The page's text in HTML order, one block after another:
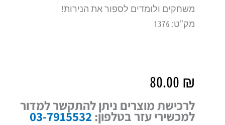
משחקים ולומדים לספור את הנירות!
מק"ט: 1376
80.00 ₪
לרכישת מוצרים ניתן להתקשר למדור
למכשירי עזר בטלפון: 03-7915532